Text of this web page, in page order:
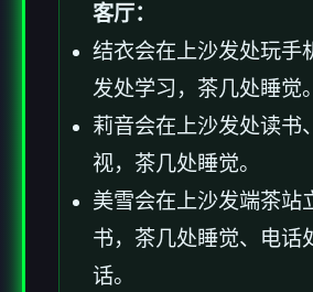
客厅：
结衣会在上沙发处玩手
发处学习，茶几处睡觉。
莉音会在上沙发处读书
视，茶几处睡觉。
美雪会在上沙发端茶站
书，茶几处睡觉、电话
话。